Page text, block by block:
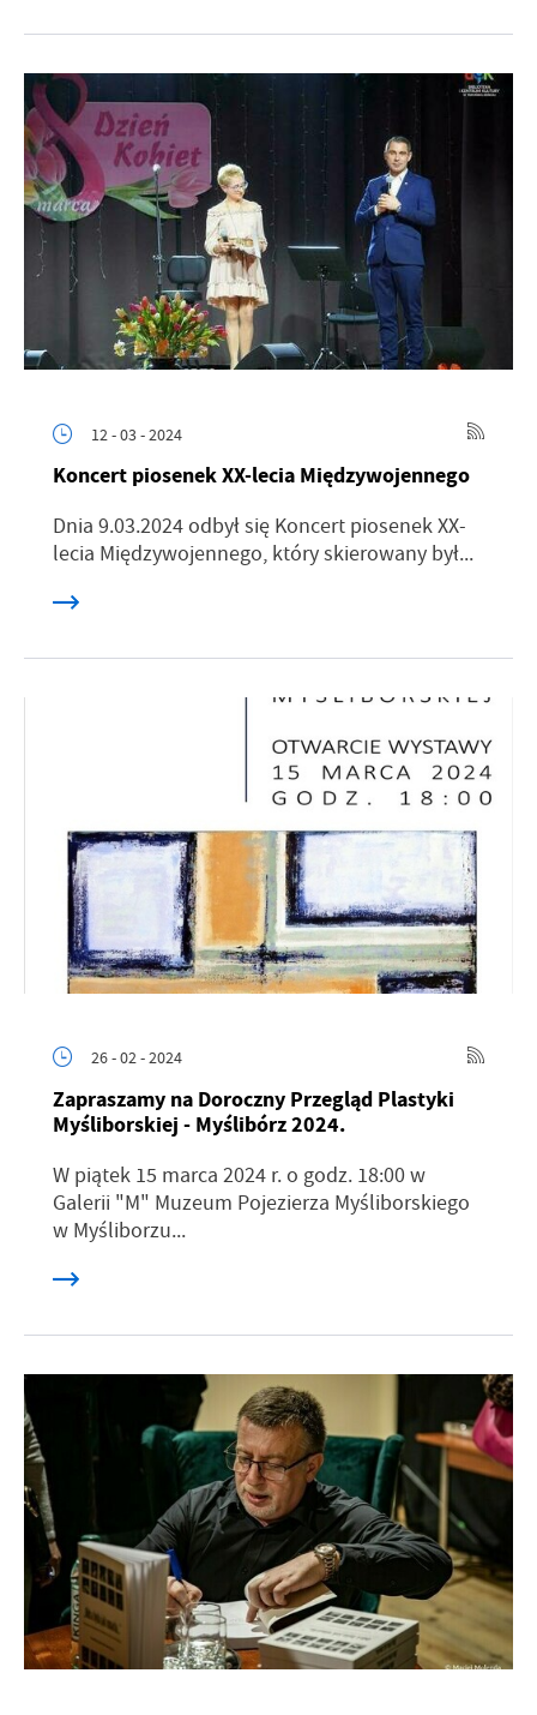
12 - 03 - 2024
Koncert piosenek XX-lecia Międzywojennego
Dnia 9.03.2024 odbył się Koncert piosenek XX-
lecia Międzywojennego, który skierowany był...
26 - 02 - 2024
Zapraszamy na Doroczny Przegląd Plastyki
Myśliborskiej - Myślibórz 2024.
W piątek 15 marca 2024 r. o godz. 18:00 w
Galerii "M" Muzeum Pojezierza Myśliborskiego
w Myśliborzu...